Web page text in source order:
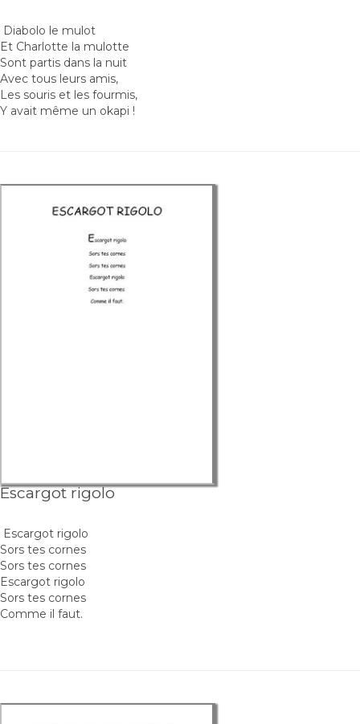
Diabolo le mulot
Et Charlotte la mulotte
Sont partis dans la nuit
Avec tous leurs amis,
Les souris et les fourmis,
Y avait même un okapi !
Escargot rigolo
Escargot rigolo
Sors tes cornes
Sors tes cornes
Escargot rigolo
Sors tes cornes
Comme il faut.